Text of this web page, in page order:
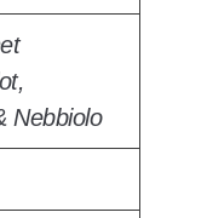
Nebbiolo